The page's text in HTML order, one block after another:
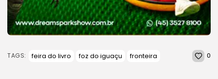
TAGS: feira do livro foz do iguaçu fronteira 0